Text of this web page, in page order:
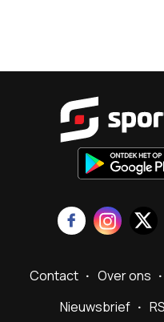
Contact Over ons
Nieuwsbrief